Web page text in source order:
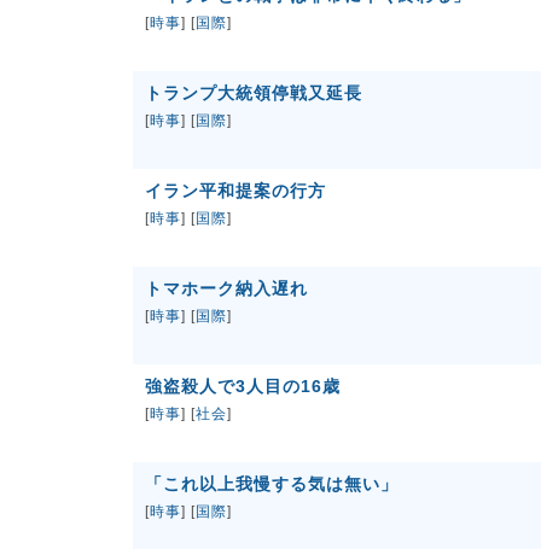
[時事] [国際]
トランプ大統領停戦又延長
[時事] [国際]
イラン平和提案の行方
[時事] [国際]
トマホーク納入遅れ
[時事] [国際]
強盗殺人で3人目の16歳
[時事] [社会]
「これ以上我慢する気は無い」
[時事] [国際]